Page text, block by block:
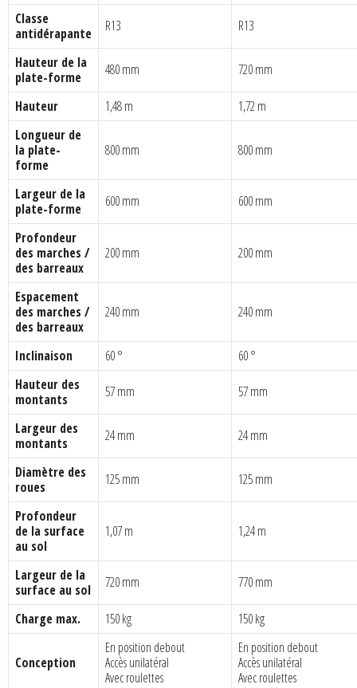
Classe
antidérapante
R13 R13
Hauteur de la
plate-forme
480 mm 720 mm
Hauteur 1,48 m
1,72 m
Longueur de
la plate-
forme
800 mm 800 mm
Largeur de la
plate-forme
600 mm 600 mm
Profondeur
des marches /
des barreaux
200 mm 200 mm
Espacement
des marches /
des barreaux
240 mm 240 mm
Inclinaison 60 °
60 °
Hauteur des
montants
57 mm 57 mm
Largeur des
montants
24 mm 24 mm
Diamètre des
roues
125 mm 125 mm
Profondeur
de la surface
au sol
1,07 m 1,24 m
Largeur de la
surface au sol
720 mm 770 mm
Charge max. 150 kg 150 kg
Conception
En position debout
Accès unilatéral
Avec roulettes
En position debout
Accès unilatéral
Avec roulettes